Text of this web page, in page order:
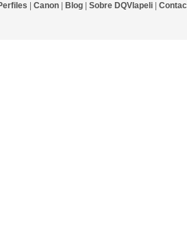
Canon Blog Sobre DQVlapeli